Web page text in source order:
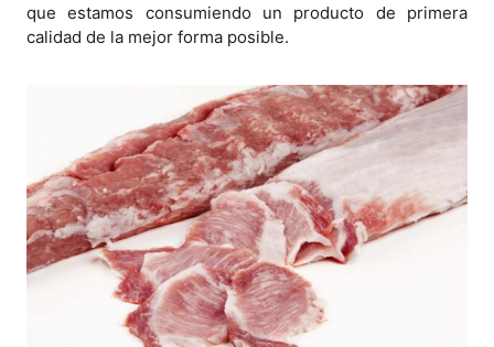
que estamos consumiendo un producto de primera
calidad de la mejor forma posible.